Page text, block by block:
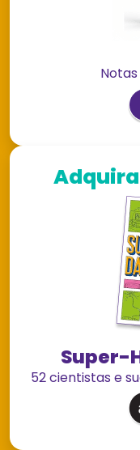
Super-
52 cientistas e